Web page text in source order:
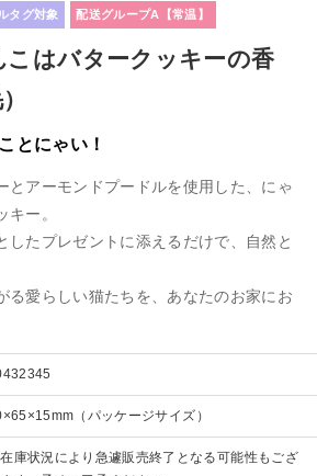
タグ対象 配送グループA【常温】
はバタークッキーの香
とにゃい！
とアーモンドプードルを使用した、にゃ
ー。
したプレゼントに添えるだけで、自然と
る愛らしい猫たちを、あなたのお家にお
（パッケージサイズ）
庫状況により急遽販売終了となる可能性もござ